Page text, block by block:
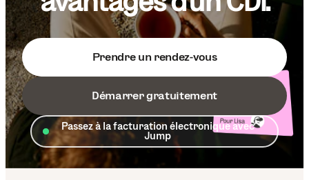
Prendre un rendez-vous
Démarrer gratuitement
Passez à la facturation électronique avec
Jump